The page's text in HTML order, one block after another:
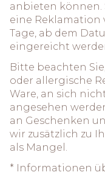
anbieten
eine Reklamation
Tage, ab dem
eingereicht
Bitte beachten
oder allergische
Ware, an sich
angesehen
an Geschenken
wir zusätzlich zu
als Mangel.
* Informationen